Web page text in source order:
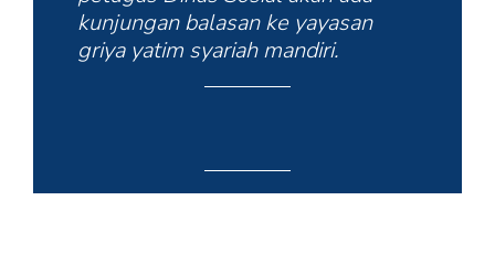
kunjungan balasan ke yayasan
griya yatim syariah mandiri.